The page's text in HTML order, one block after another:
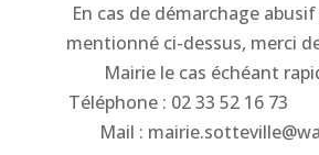
En cas de démarchage
mentionné ci-dessus, merci
Mairie le cas échéant
Téléphone : 02 33
Mail :